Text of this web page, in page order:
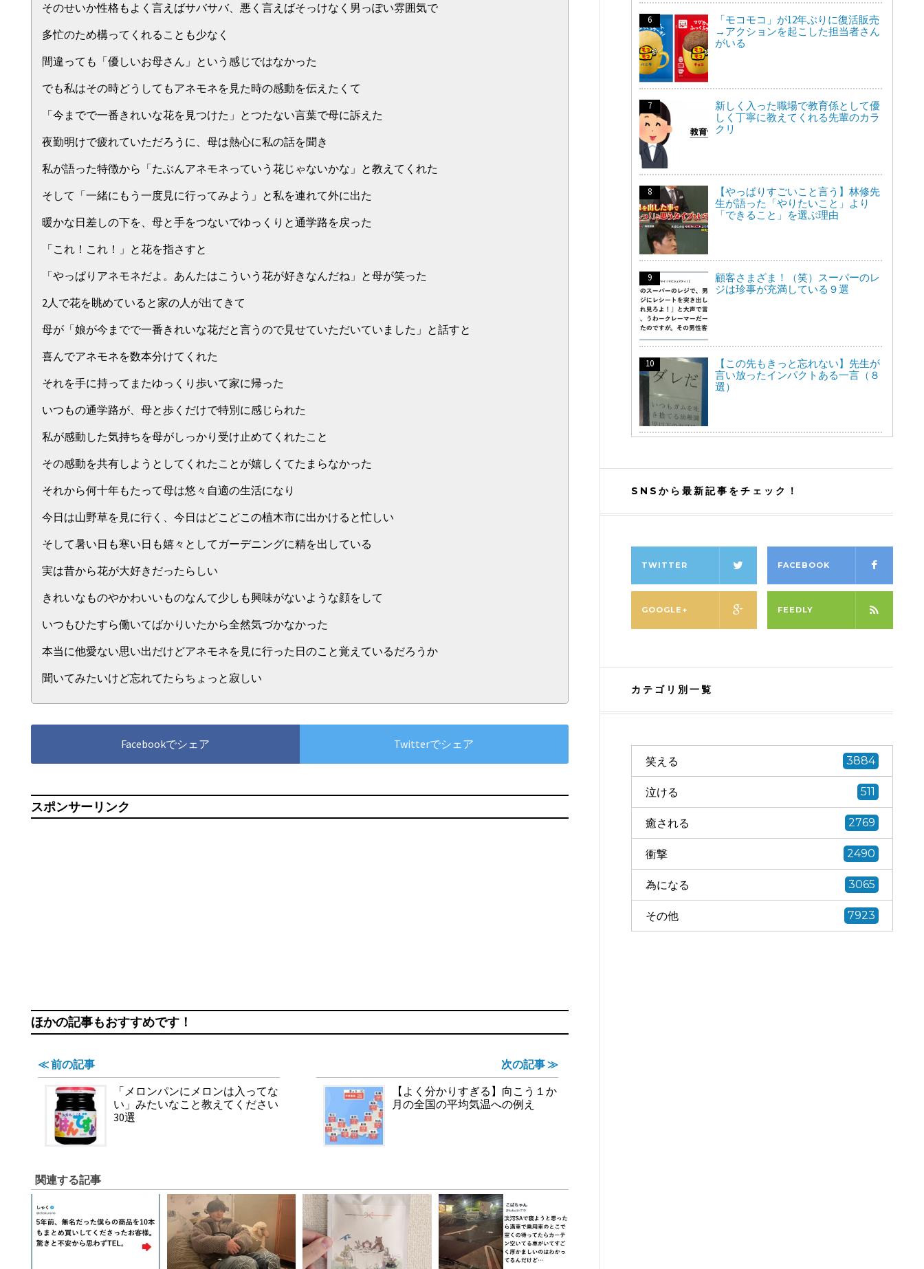
そのせいか性格もよく言えばサバサバ、悪く言えばそっけなく男っぽい雰囲気で
多忙のため構ってくれることも少なく
間違っても「優しいお母さん」という感じではなかった
でも私はその時どうしてもアネモネを見た時の感動を伝えたくて
「今までで一番きれいな花を見つけた」とつたない言葉で母に訴えた
夜勤明けで疲れていただろうに、母は熱心に私の話を聞き
私が語った特徴から「たぶんアネモネっていう花じゃないかな」と教えてくれた
そして「一緒にもう一度見に行ってみよう」と私を連れて外に出た
暖かな日差しの下を、母と手をつないでゆっくりと通学路を戻った
「これ！これ！」と花を指さすと
「やっぱりアネモネだよ。あんたはこういう花が好きなんだね」と母が笑った
2人で花を眺めていると家の人が出てきて
母が「娘が今までで一番きれいな花だと言うので見せていただいていました」と話すと
喜んでアネモネを数本分けてくれた
それを手に持ってまたゆっくり歩いて家に帰った
いつもの通学路が、母と歩くだけで特別に感じられた
私が感動した気持ちを母がしっかり受け止めてくれたこと
その感動を共有しようとしてくれたことが嬉しくてたまらなかった
それから何十年もたって母は悠々自適の生活になり
今日は山野草を見に行く、今日はどこどこの植木市に出かけると忙しい
そして暑い日も寒い日も嬉々としてガーデニングに精を出している
実は昔から花が大好きだったらしい
きれいなものやかわいいものなんて少しも興味がないような顔をして
いつもひたすら働いてばかりいたから全然気づかなかった
本当に他愛ない思い出だけどアネモネを見に行った日のこと覚えているだろうか
聞いてみたいけど忘れてたらちょっと寂しい
Facebookでシェア Twitterでシェア
スポンサーリンク
ほかの記事もおすすめです！
≪ 前の記事
「メロンパンにメロンは入ってな
い」みたいなこと教えてください
30選
次の記事 ≫
【よく分かりすぎる】向こう１か
月の全国の平均気温への例え
関連する記事
「モコモコ」が12年ぶりに復活販売
→アクションを起こした担当者さん
がいる
新しく入った職場で教育係として優
しく丁寧に教えてくれる先輩のカラ
クリ
【やっぱりすごいこと言う】林修先
生が語った「やりたいこと」より
「できること」を選ぶ理由
顧客さまざま！（笑）スーパーのレ
ジは珍事が充満している９選
【この先もきっと忘れない】先生が
言い放ったインパクトある一言（８
選）
SNSから最新記事をチェック！
TWITTER FACEBOOK
GOOGLE+ FEEDLY
カテゴリ別一覧
笑える 3884
泣ける 511
癒される 2769
衝撃 2490
為になる 3065
その他 7923